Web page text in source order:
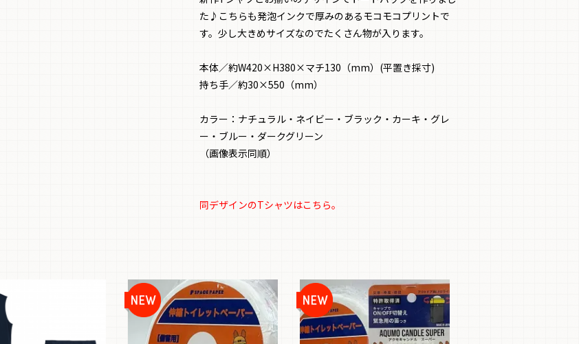
た♪こちらも発泡インクで厚みのあるモコモコプリントで
す。少し大きめサイズなのでたくさん物が入ります。
本体／約W420×H380×マチ130（mm）(平置き採寸)
持ち手／約30×550（mm）
カラー：ナチュラル・ネイビー・ブラック・カーキ・グレ
ー・ブルー・ダークグリーン
（画像表示同順）
同デザインのTシャツはこちら。